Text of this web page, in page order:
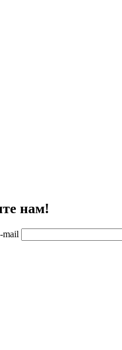
нам!
mail